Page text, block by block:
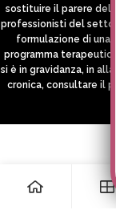
sostituire il parere del
professionisti del
formulazione di una
programma
si è in gravidanza, in
cronica, consultare il